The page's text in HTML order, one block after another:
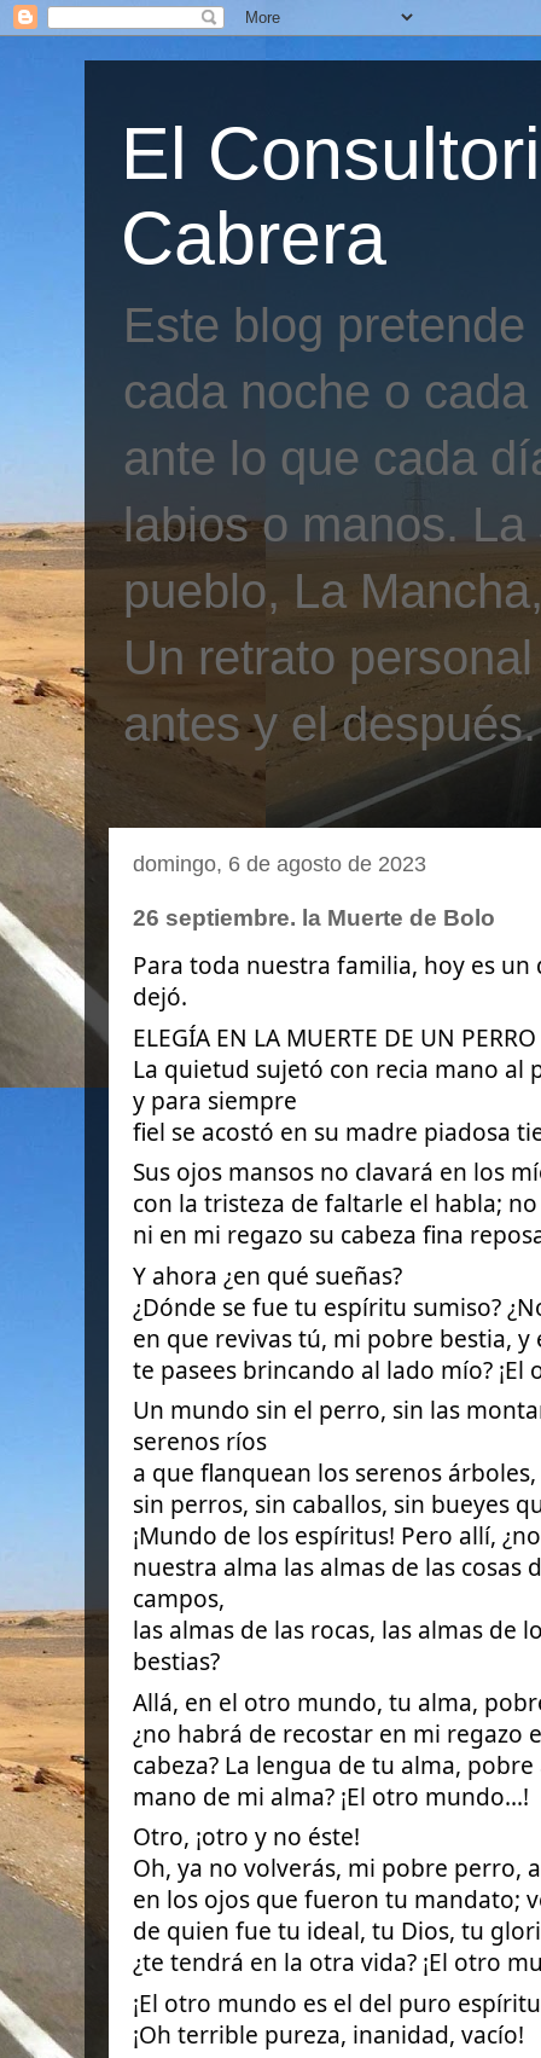
El
Cabrera
Este blog
cada noche o
ante lo que cada
labios o manos.
pueblo, La
Un retrato
antes y el después.
domingo, 6 de agosto de 2023
26 septiembre. la Muerte de Bolo
Para toda nuestra familia, hoy es
dejó.
ELEGÍA EN LA MUERTE DE UN PERRO
La quietud sujetó con recia mano al
y para siempre
fiel se acostó en su madre piadosa
Sus ojos mansos no clavará en los
con la tristeza de faltarle el habla;
ni en mi regazo su cabeza fina
Y ahora ¿en qué sueñas?
¿Dónde se fue tu espíritu sumiso?
en que revivas tú, mi pobre bestia, y
te pasees brincando al lado mío? ¡El
Un mundo sin el perro, sin las
serenos ríos
a que flanquean los serenos
sin perros, sin caballos, sin bueyes
¡Mundo de los espíritus! Pero allí,
nuestra alma las almas de las cosas
campos,
las almas de las rocas, las almas de
bestias?
Allá, en el otro mundo, tu alma,
¿no habrá de recostar en mi regazo
cabeza? La lengua de tu alma,
mano de mi alma? ¡El otro mundo...!
Otro, ¡otro y no éste!
Oh, ya no volverás, mi pobre perro,
en los ojos que fueron tu mandato;
de quien fue tu ideal, tu Dios, tu
¿te tendrá en la otra vida? ¡El otro
¡El otro mundo es el del puro
¡Oh terrible pureza, inanidad, vacío!